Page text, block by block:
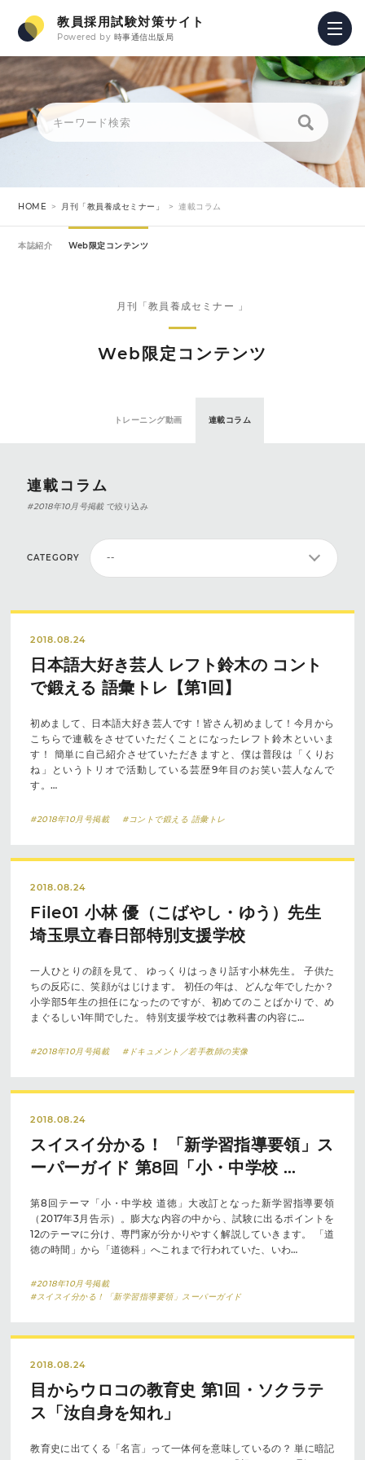
教員採用試験対策サイト
Powered by 時事通信出版局
HOME 月刊「教員養成セミナー」 連載コラム
本誌紹介 Web限定コンテンツ
月刊「教員養成セミナー 」
Web限定コンテンツ
トレーニング動画 連載コラム
連載コラム
#2018年10月号掲載で絞り込み
CATEGORY
2018.08.24
日本語大好き芸人 レフト鈴木の コント
で鍛える 語彙トレ【第1回】
初めまして、日本語大好き芸人です！皆さん初めまして！今月から
こちらで連載をさせていただくことになったレフト鈴木といいま
す！ 簡単に自己紹介させていただきますと、僕は普段は「くりお
ね」というトリオで活動している芸歴9年目のお笑い芸人なんで
す。…
#2018年10月号掲載 #コントで鍛える 語彙トレ
2018.08.24
File01 小林 優（こばやし・ゆう）先生
埼玉県立春日部特別支援学校
一人ひとりの顔を見て、 ゆっくりはっきり話す小林先生。 子供た
ちの反応に、笑顔がはじけます。 初任の年は、どんな年でしたか？
小学部5年生の担任になったのですが、初めてのことばかりで、め
まぐるしい1年間でした。 特別支援学校では教科書の内容に…
#2018年10月号掲載 #ドキュメント／若手教師の実像
2018.08.24
スイスイ分かる！ 「新学習指導要領」ス
ーパーガイド 第8回「小・中学校 …
第8回テーマ「小・中学校 道徳」大改訂となった新学習指導要領
（2017年3月告示）。膨大な内容の中から、試験に出るポイントを
12のテーマに分け、専門家が分かりやすく解説していきます。 「道
徳の時間」から「道徳科」へこれまで行われていた、いわ…
#2018年10月号掲載
#スイスイ分かる！「新学習指導要領」スーパーガイド
2018.08.24
目からウロコの教育史 第1回・ソクラテ
ス「汝自身を知れ」
教育史に出てくる「名言」って一体何を意味しているの？ 単に暗記